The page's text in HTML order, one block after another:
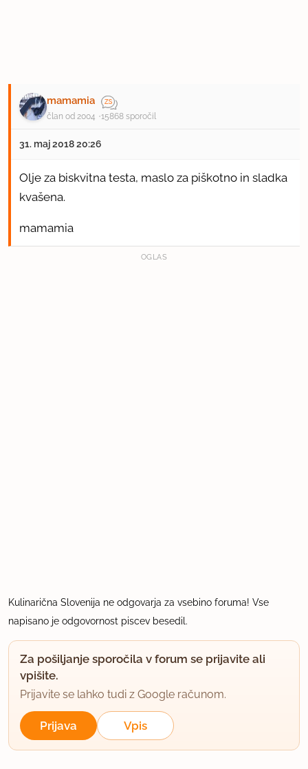
mamamia
član od 2004 15868 sporočil
31. maj 2018 20:26
Olje za biskvitna testa, maslo za piškotno in sladka
kvašena.
mamamia
OGLAS
Kulinarična Slovenija ne odgovarja za vsebino foruma! Vse
napisano je odgovornost piscev besedil.
Za pošiljanje sporočila v forum se prijavite ali
vpišite.
Prijavite se lahko tudi z Google računom.
Prijava Vpis